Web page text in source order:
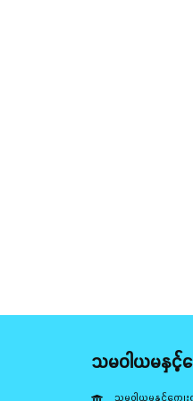
သမဝါယမနှင့်က
သမဝါယမနှင့်ကျေး